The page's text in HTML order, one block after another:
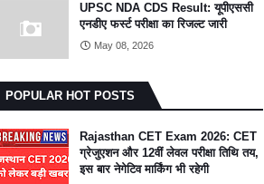
UPSC NDA CDS Result: यूपीएससी
एनडीए फर्स्ट परीक्षा का रिजल्ट जारी
May 08, 2026
POPULAR HOT POSTS
Rajasthan CET Exam 2026: CET
ग्रेजुएशन और 12वीं लेवल परीक्षा तिथि तय,
इस बार नेगेटिव मार्किंग भी रहेगी